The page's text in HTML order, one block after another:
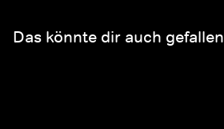
Das könnte dir auch gefallen